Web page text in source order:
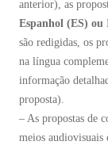
anterior), as
Espanhol (ES) ou
são redigidas, os
na língua
informação
proposta).
– As propostas de
meios audiovisuais